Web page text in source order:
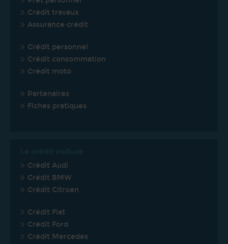
Crédit travaux
Assurance crédit
Crédit personnel
Crédit consommation
Crédit moto
Partenaires
Fiches pratiques
Crédit Audi
Crédit BMW
Crédit Citroen
Crédit Fiat
Crédit Ford
Crédit Mercedes